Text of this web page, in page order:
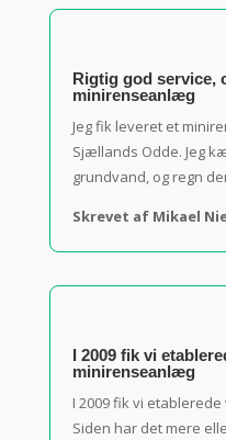
Rigtig god service,
minirenseanlæg
Jeg fik leveret et
Sjællands Odde. Jeg
grundvand, og regn
Skrevet af Mikael
I 2009 fik vi
minirenseanlæg
I 2009 fik vi
Siden har det mere